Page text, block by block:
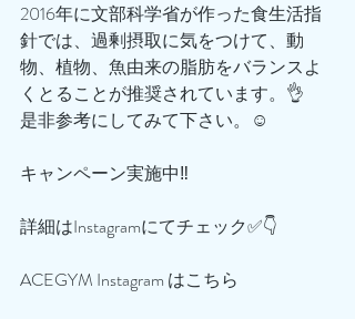
2016年に文部科学省が作った食生活指
針では、過剰摂取に気をつけて、動
物、植物、魚由来の脂肪をバランスよ
くとることが推奨されています。👌
是非参考にしてみて下さい。☺️
キャンペーン実施中‼️
詳細はInstagramにてチェック✅👇
ACEGYM Instagram はこちら